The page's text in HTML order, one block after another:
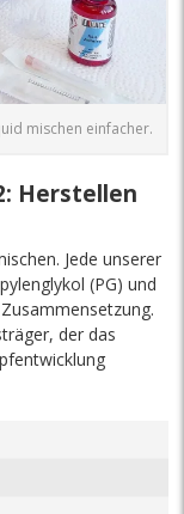
mischen einfacher.
Herstellen
Jede unserer
(PG) und
der das